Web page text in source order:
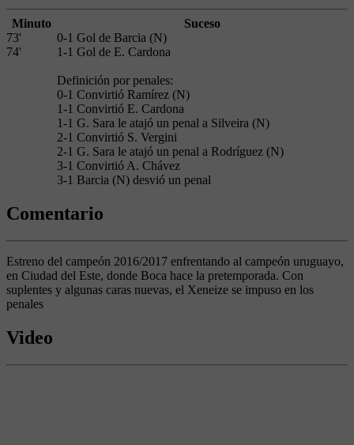
Minuto
Suceso
73'
0-1 Gol de Barcia (N)
74'
1-1 Gol de E. Cardona
Definición por penales:
0-1 Convirtió Ramírez (N)
1-1 Convirtió E. Cardona
1-1 G. Sara le atajó un penal a Silveira (N)
2-1 Convirtió S. Vergini
2-1 G. Sara le atajó un penal a Rodríguez (N)
3-1 Convirtió A. Chávez
3-1 Barcia (N) desvió un penal
Comentario
Estreno del campeón 2016/2017 enfrentando al campeón uruguayo,
en Ciudad del Este, donde Boca hace la pretemporada. Con
suplentes y algunas caras nuevas, el Xeneize se impuso en los
penales
Video